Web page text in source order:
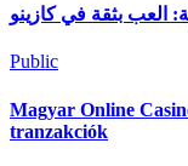
Public
Magyar Online
tranzakciók